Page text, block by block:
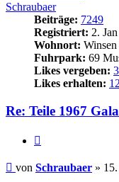
Schraubaer
Beiträge: 7249
Registriert: 2.
Wohnort: Winsen
Fuhrpark: 69
Likes vergeben:
Likes erhalten:
Re: Teile 1967
Beitrag
von Schraubaer »